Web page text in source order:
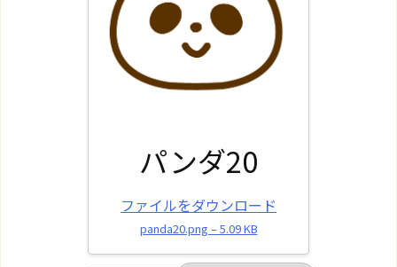
パンダ20
ファイルをダウンロード
panda20.png – 5.09 KB